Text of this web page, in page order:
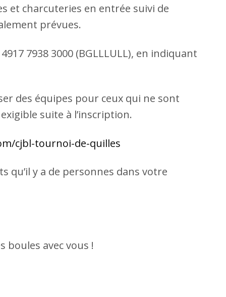
et charcuteries en entrée suivi de
prévues.
7938 3000 (BGLLLULL), en indiquant
des équipes pour ceux qui ne sont
suite à l’inscription.
cjbl-tournoi-de-quilles
qu’il y a de personnes dans votre
boules avec vous !